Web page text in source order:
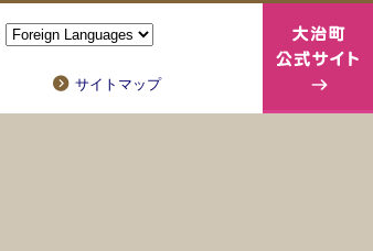
サイトマップ